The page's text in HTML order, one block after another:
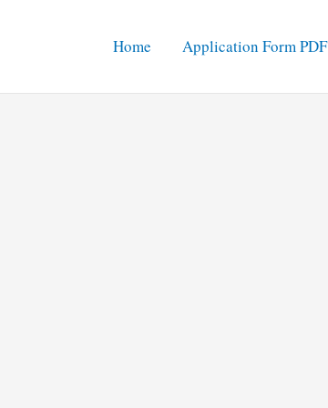
Home Application Form PDF